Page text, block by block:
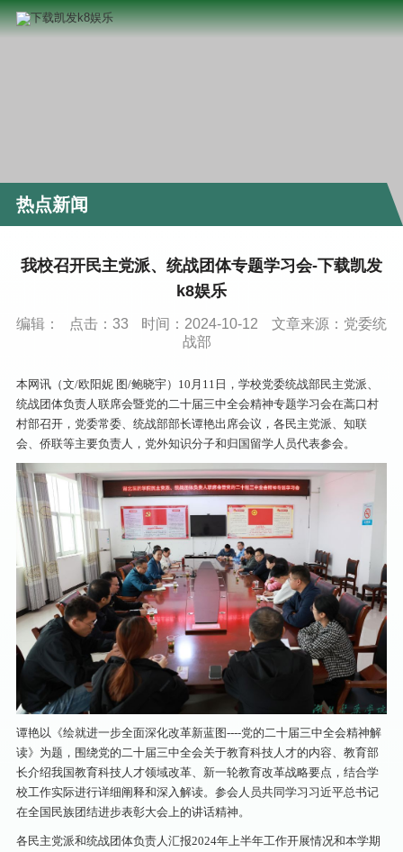
热点新闻
我校召开民主党派、统战团体专题学习会-下载凯发
k8娱乐
编辑： 点击： 33 时间：2024-10-12
文章来源：党委统
战部
本网讯（文/欧阳妮 图/鲍晓宇）10月11日，学校党委统战部民主党派、
统战团体负责人联席会暨党的二十届三中全会精神专题学习会在蒿口村
村部召开，党委常委、统战部部长谭艳出席会议，各民主党派、知联
会、侨联等主要负责人，党外知识分子和归国留学人员代表参会。
谭艳以《绘就进一步全面深化改革新蓝图----党的二十届三中全会精神解
读》为题，围绕党的二十届三中全会关于教育科技人才的内容、教育部
长介绍我国教育科技人才领域改革、新一轮教育改革战略要点，结合学
校工作实际进行详细阐释和深入解读。参会人员共同学习习近平总书记
在全国民族团结进步表彰大会上的讲话精神。
各民主党派和统战团体负责人汇报2024年上半年工作开展情况和本学期